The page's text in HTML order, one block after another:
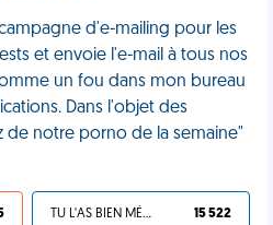
d'e-mailing pour les
et envoie l'e-mail à tous nos
un fou dans mon bureau
Dans l'objet des
de notre porno de la semaine"
TU L'AS BIEN MÉRITÉ 15 522